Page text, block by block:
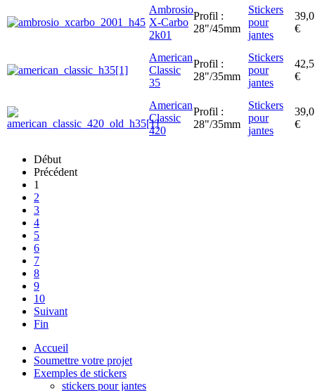
Ambrosio
X-Carbo
2k01
Profil :
28"/45mm
Stickers
pour
jantes
39,0
€
American
Classic
35
Profil :
28"/35mm
Stickers
pour
jantes
42,5
€
American
Classic
420
Profil :
28"/35mm
Stickers
pour
jantes
39,0
€
Début
Précédent
1
2
3
4
5
6
7
8
9
10
Suivant
Fin
Accueil
Soumettre votre projet
Exemples de stickers
stickers pour jantes